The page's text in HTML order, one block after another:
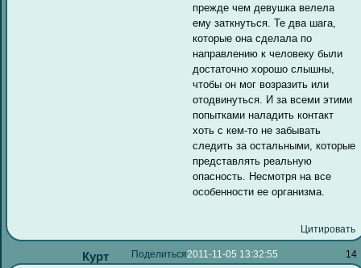
прежде чем девушка велела
ему заткнуться. Те два шага,
которые она сделала по
направлению к человеку были
достаточно хорошо слышны,
чтобы он мог возразить или
отодвинуться. И за всеми этими
попытками наладить контакт
хоть с кем-то не забывать
следить за остальными, которые
представлять реальную
опасность. Несмотря на все
особенности ее организма.
Цитировать
Поделиться 14
2011-11-05 13:32:55
Курт